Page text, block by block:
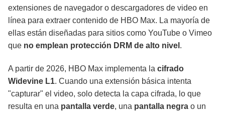
extensiones de navegador o descargadores de video en
línea para extraer contenido de HBO Max. La mayoría de
ellas están diseñadas para sitios como YouTube o Vimeo
que no emplean protección DRM de alto nivel .
A partir de 2026, HBO Max implementa la cifrado
Widevine L1. Cuando una extensión básica intenta
"capturar" el video, solo detecta la capa cifrada, lo que
resulta en una pantalla verde, una pantalla negra o un